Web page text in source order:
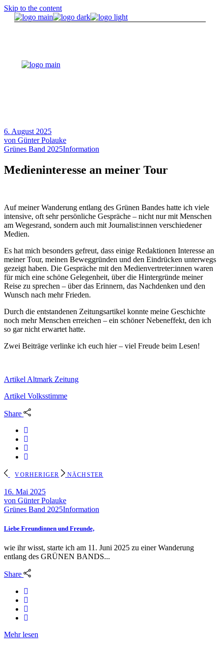
Skip to the content
6. August 2025
von Günter Polauke
Grünes Band 2025Information
Medieninteresse an meiner Tour
Auf meiner Wanderung entlang des Grünen Bandes hatte ich viele
intensive, oft sehr persönliche Gespräche – nicht nur mit Menschen
am Wegesrand, sondern auch mit Journalist:innen verschiedener
Medien.
Es hat mich besonders gefreut, dass einige Redaktionen Interesse an
meiner Tour, meinen Beweggründen und den Eindrücken unterwegs
gezeigt haben. Die Gespräche mit den Medienvertreter:innen waren
für mich eine schöne Gelegenheit, über die Hintergründe meiner
Reise zu sprechen – über das Erinnern, das Nachdenken und den
Wunsch nach mehr Frieden.
Durch die entstandenen Zeitungsartikel konnte meine Geschichte
noch mehr Menschen erreichen – ein schöner Nebeneffekt, den ich
so gar nicht erwartet hatte.
Zwei Beiträge verlinke ich euch hier – viel Freude beim Lesen!
Artikel Altmark Zeitung
Artikel Volksstimme
Share
16. Mai 2025
von Günter Polauke
Grünes Band 2025Information
Liebe Freundinnen und Freunde,
wie ihr wisst, starte ich am 11. Juni 2025 zu einer Wanderung
entlang des GRÜNEN BANDS...
Share
Mehr lesen